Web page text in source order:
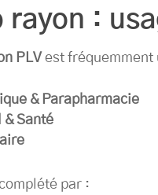
rayon :
PLV est fréquemment
& Parapharmacie
& Santé
par :